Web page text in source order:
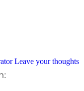
Leave your thoughts